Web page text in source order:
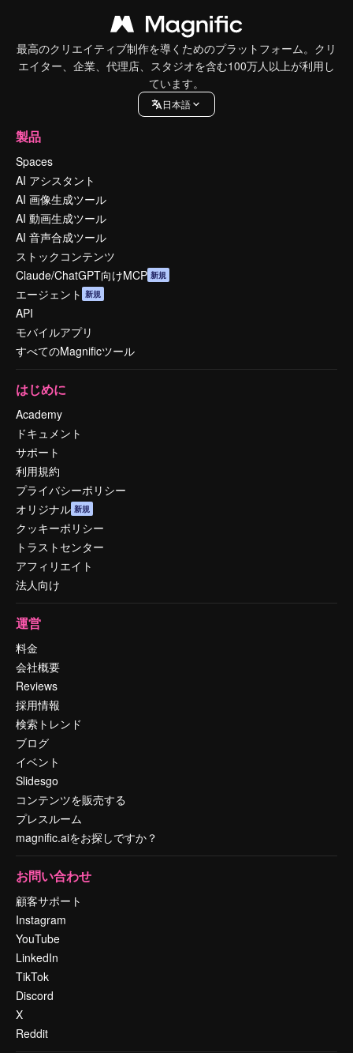
最高のクリエイティブ制作を導くためのプラットフォーム。クリ
エイター、企業、代理店、スタジオを含む100万人以上が利用し
ています。
日本語
製品
Spaces
AI アシスタント
AI 画像生成ツール
AI 動画生成ツール
AI 音声合成ツール
ストックコンテンツ
Claude/ChatGPT向けMCP 新規
エージェント 新規
API
モバイルアプリ
すべてのMagnificツール
はじめに
Academy
ドキュメント
サポート
利用規約
プライバシーポリシー
オリジナル 新規
クッキーポリシー
トラストセンター
アフィリエイト
法人向け
運営
料金
会社概要
Reviews
採用情報
検索トレンド
ブログ
イベント
Slidesgo
コンテンツを販売する
プレスルーム
magnific.aiをお探しですか？
お問い合わせ
顧客サポート
Instagram
YouTube
LinkedIn
TikTok
Discord
X
Reddit